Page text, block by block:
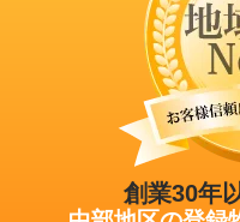
創業30年